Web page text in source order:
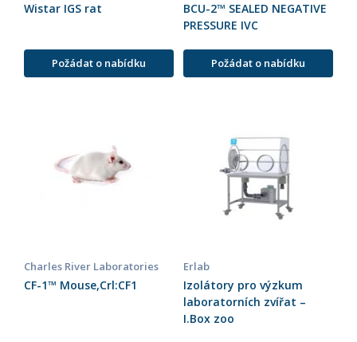
Wistar IGS rat
Požádat o nabídku
BCU-2™ SEALED NEGATIVE
PRESSURE IVC
Požádat o nabídku
Charles River Laboratories
CF-1™ Mouse,Crl:CF1
Erlab
Izolátory pro výzkum
laboratorních zvířat –
I.Box zoo